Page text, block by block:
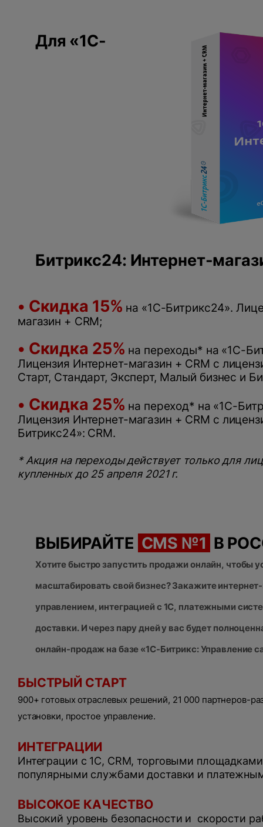
Для «1С-
Битрикс24: Интернет-
• Скидка 15% на «1С-Битрикс24».
магазин + CRM;
• Скидка 25% на переходы* на «1С-
Лицензия Интернет-магазин + CRM с
Старт, Стандарт, Эксперт, Малый бизнес и
• Скидка 25% на переход* на «1С-
Лицензия Интернет-магазин + CRM с
Битрикс24»: CRM.
* Акция на переходы действует только для
купленных до 25 апреля 2021 г.
ВЫБИРАЙТЕ CMS №1 В
Хотите быстро запустить продажи онлайн, чтобы
масштабировать свой бизнес?Закажите
управлением, интеграцией с 1С, платежными
доставки. И через пару дней у вас будет
онлайн-продаж на базе «1С-Битрикс: Управление
БЫСТРЫЙ СТАРТ
900+ готовых отраслевых решений, 21 000 партнеров-
установки, простое управление.
ИНТЕГРАЦИИ
Интеграции с 1С, CRM, торговыми
популярными службами доставки и
ВЫСОКОЕ КАЧЕСТВО
Высокий уровень безопасности и скорости